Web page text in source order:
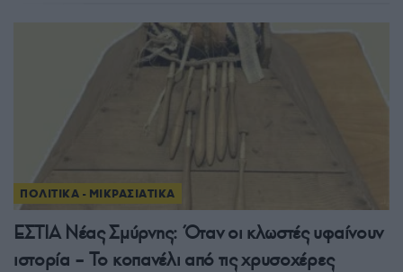
ΠΟΛΙΤΙΚΑ - ΜΙΚΡΑΣΙΑΤΙΚΑ
ΕΣΤΙΑ Νέας Σμύρνης: Όταν οι κλωστές υφαίνουν
ιστορία – Το κοπανέλι από τις χρυσοχέρες